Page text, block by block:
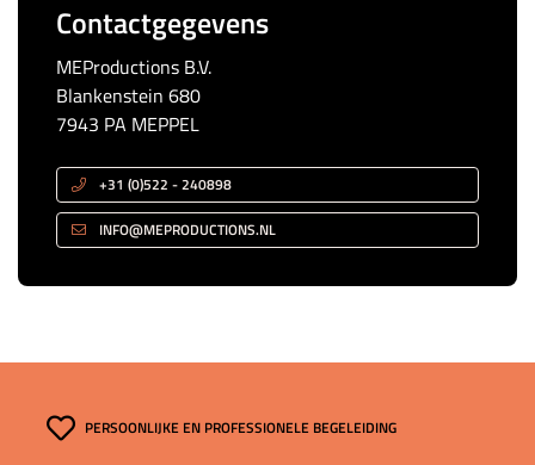
Contactgegevens
MEProductions B.V.
Blankenstein 680
7943 PA MEPPEL
+31 (0)522 - 240898
INFO@MEPRODUCTIONS.NL
PERSOONLIJKE EN PROFESSIONELE BEGELEIDING